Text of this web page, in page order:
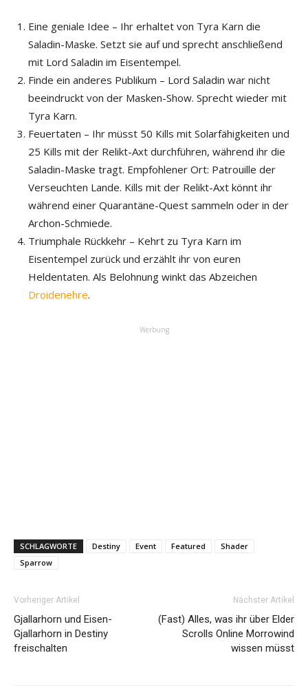
Eine geniale Idee – Ihr erhaltet von Tyra Karn die
Saladin-Maske. Setzt sie auf und sprecht anschließend
mit Lord Saladin im Eisentempel.
Finde ein anderes Publikum – Lord Saladin war nicht
beeindruckt von der Masken-Show. Sprecht wieder mit
Tyra Karn.
Feuertaten – Ihr müsst 50 Kills mit Solarfähigkeiten und
25 Kills mit der Relikt-Axt durchführen, während ihr die
Saladin-Maske tragt. Empfohlener Ort: Patrouille der
Verseuchten Lande. Kills mit der Relikt-Axt könnt ihr
während einer Quarantäne-Quest sammeln oder in der
Archon-Schmiede.
Triumphale Rückkehr – Kehrt zu Tyra Karn im
Eisentempel zurück und erzählt ihr von euren
Heldentaten. Als Belohnung winkt das Abzeichen
Droidenehre.
Werbung
SCHLAGWORTE Destiny Event Featured
Shader
Sparrow
Vorheriger Artikel
Gjallarhorn und Eisen-
Gjallarhorn in Destiny
freischalten
Nächster Artikel
(Fast) Alles, was ihr über Elder
Scrolls Online Morrowind
wissen müsst